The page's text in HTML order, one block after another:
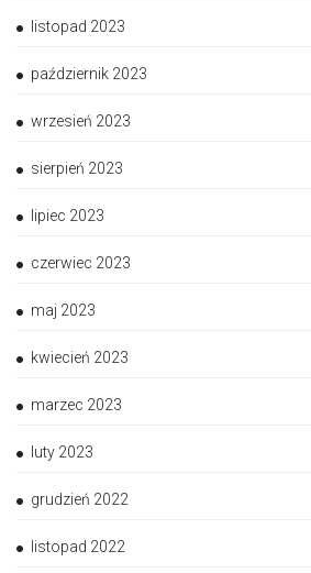
listopad 2023
październik 2023
wrzesień 2023
sierpień 2023
lipiec 2023
czerwiec 2023
maj 2023
kwiecień 2023
marzec 2023
luty 2023
grudzień 2022
listopad 2022